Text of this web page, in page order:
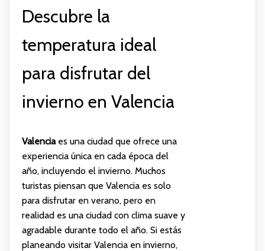
Descubre la
temperatura ideal
para disfrutar del
invierno en Valencia
Valenciaes una ciudad que ofrece una
experiencia única en cada época del
año, incluyendo el invierno. Muchos
turistas piensan que Valencia es solo
para disfrutar en verano, pero en
realidad es una ciudad con clima suave y
agradable durante todo el año. Si estás
planeando visitar Valencia en invierno,